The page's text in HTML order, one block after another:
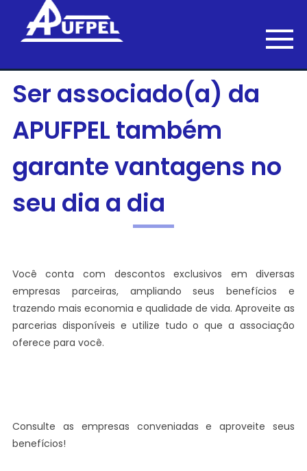
Ser associado(a) da
APUFPEL também
garante vantagens no
seu dia a dia
Você conta com descontos exclusivos em diversas
empresas parceiras, ampliando seus benefícios e
trazendo mais economia e qualidade de vida. Aproveite as
parcerias disponíveis e utilize tudo o que a associação
oferece para você.
Consulte as empresas conveniadas e aproveite seus
benefícios!